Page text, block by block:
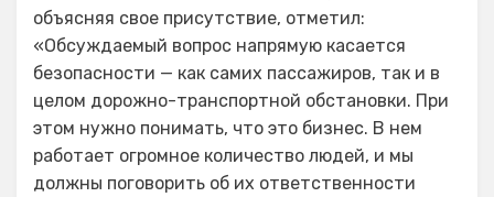
объясняя свое присутствие, отметил:
«Обсуждаемый вопрос напрямую касается
безопасности — как самих пассажиров, так и в
целом дорожно-транспортной обстановки. При
этом нужно понимать, что это бизнес. В нем
работает огромное количество людей, и мы
должны поговорить об их ответственности